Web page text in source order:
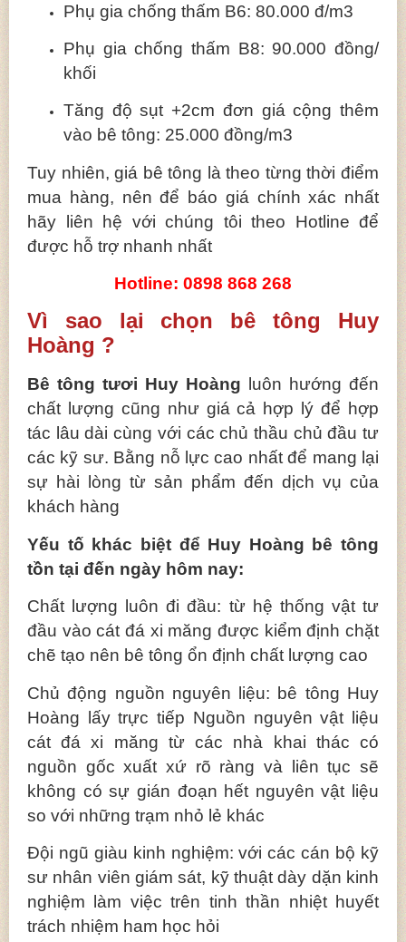
Phụ gia chống thấm B6: 80.000 đ/m3
Phụ gia chống thấm B8: 90.000 đồng/
khối
Tăng độ sụt +2cm đơn giá cộng thêm
vào bê tông: 25.000 đồng/m3
Tuy nhiên, giá bê tông là theo từng thời điểm
mua hàng, nên để báo giá chính xác nhất
hãy liên hệ với chúng tôi theo Hotline để
được hỗ trợ nhanh nhất
Hotline: 0898 868 268
Vì sao lại chọn bê tông Huy
Hoàng ?
Bê tông tươi Huy Hoàng luôn hướng đến
chất lượng cũng như giá cả hợp lý để hợp
tác lâu dài cùng với các chủ thầu chủ đầu tư
các kỹ sư. Bằng nỗ lực cao nhất để mang lại
sự hài lòng từ sản phẩm đến dịch vụ của
khách hàng
Yếu tố khác biệt để Huy Hoàng bê tông
tồn tại đến ngày hôm nay:
Chất lượng luôn đi đầu: từ hệ thống vật tư
đầu vào cát đá xi măng được kiểm định chặt
chẽ tạo nên bê tông ổn định chất lượng cao
Chủ động nguồn nguyên liệu: bê tông Huy
Hoàng lấy trực tiếp Nguồn nguyên vật liệu
cát đá xi măng từ các nhà khai thác có
nguồn gốc xuất xứ rõ ràng và liên tục sẽ
không có sự gián đoạn hết nguyên vật liệu
so với những trạm nhỏ lẻ khác
Đội ngũ giàu kinh nghiệm: với các cán bộ kỹ
sư nhân viên giám sát, kỹ thuật dày dặn kinh
nghiệm làm việc trên tinh thần nhiệt huyết
trách nhiệm ham học hỏi